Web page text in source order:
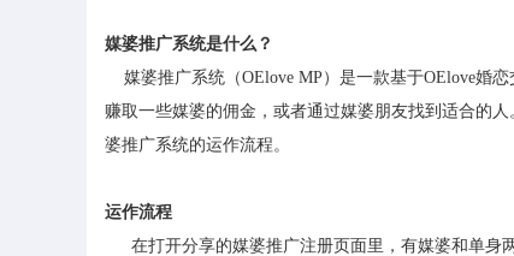
媒婆推广系统是什么？
媒婆推广系统（OElove MP）是一款基于OElove婚恋
赚取一些媒婆的佣金，或者通过媒婆朋友找到适合的人
婆推广系统的运作流程。
运作流程
在打开分享的媒婆推广注册页面里，有媒婆和单身